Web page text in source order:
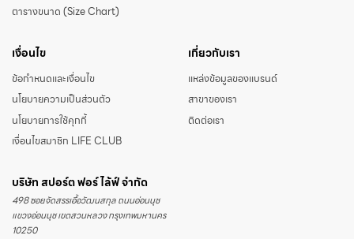
ตารางขนาด (Size Chart)
เงื่อนไข
ข้อกำหนดและเงื่อนไข
นโยบายความเป็นส่วนตัว
นโยบายการใช้คุกกี้
เงื่อนไขสมาชิก LIFE CLUB
เกี่ยวกับเรา
แหล่งข้อมูลของแบรนด์
สาขาของเรา
ติดต่อเรา
บริษัท สปอร์ต ฟอร์ ไล้ฟ์ จำกัด
498 ซอยจัดสรรเอื้อวัฒนสกุล ถนนอ่อนนุช
แขวงอ่อนนุช เขตสวนหลวง กรุงเทพมหานคร
10250